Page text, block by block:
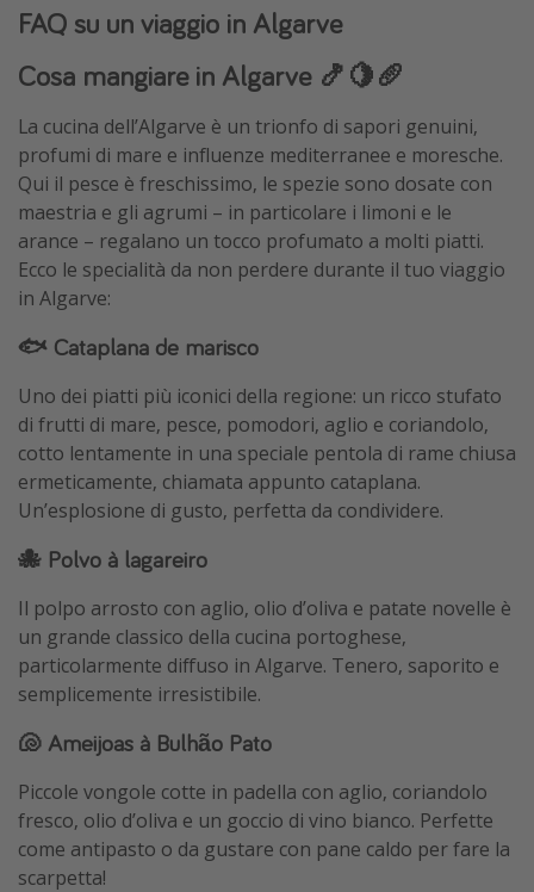
FAQ su un viaggio in Algarve
Cosa mangiare in Algarve 🍤🍋🥖
La cucina dell’Algarve è un trionfo di sapori genuini,
profumi di mare e influenze mediterranee e moresche.
Qui il pesce è freschissimo, le spezie sono dosate con
maestria e gli agrumi – in particolare i limoni e le
arance – regalano un tocco profumato a molti piatti.
Ecco le specialità da non perdere durante il tuo viaggio
in Algarve:
🐟 Cataplana de marisco
Uno dei piatti più iconici della regione: un ricco stufato
di frutti di mare, pesce, pomodori, aglio e coriandolo,
cotto lentamente in una speciale pentola di rame chiusa
ermeticamente, chiamata appunto cataplana.
Un’esplosione di gusto, perfetta da condividere.
🐙 Polvo à lagareiro
Il polpo arrosto con aglio, olio d’oliva e patate novelle è
un grande classico della cucina portoghese,
particolarmente diffuso in Algarve. Tenero, saporito e
semplicemente irresistibile.
🐚 Ameijoas à Bulhão Pato
Piccole vongole cotte in padella con aglio, coriandolo
fresco, olio d’oliva e un goccio di vino bianco. Perfette
come antipasto o da gustare con pane caldo per fare la
scarpetta!